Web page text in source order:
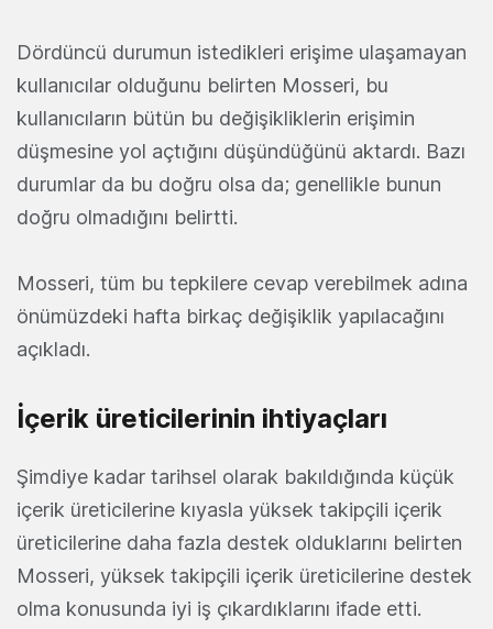
Dördüncü durumun istedikleri erişime ulaşamayan
kullanıcılar olduğunu belirten Mosseri, bu
kullanıcıların bütün bu değişikliklerin erişimin
düşmesine yol açtığını düşündüğünü aktardı. Bazı
durumlar da bu doğru olsa da; genellikle bunun
doğru olmadığını belirtti.
Mosseri, tüm bu tepkilere cevap verebilmek adına
önümüzdeki hafta birkaç değişiklik yapılacağını
açıkladı.
İçerik üreticilerinin ihtiyaçları
Şimdiye kadar tarihsel olarak bakıldığında küçük
içerik üreticilerine kıyasla yüksek takipçili içerik
üreticilerine daha fazla destek olduklarını belirten
Mosseri, yüksek takipçili içerik üreticilerine destek
olma konusunda iyi iş çıkardıklarını ifade etti.